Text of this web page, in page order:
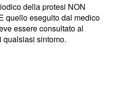
della protesi NON
quello eseguito dal medico
essere consultato al
qualsiasi sintomo.